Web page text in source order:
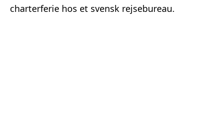
charterferie hos et svensk rejsebureau.